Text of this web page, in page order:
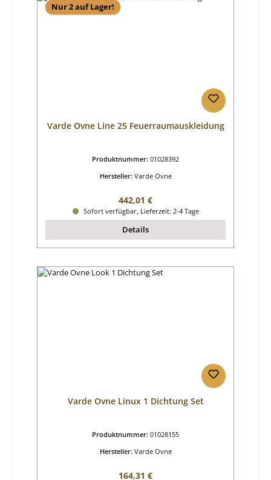
Nur 2 auf Lager!
Varde Ovne Line 25 Feuerraumauskleidung
Produktnummer: 01028392
Hersteller: Varde Ovne
Regulärer Preis:
442,01 €
Sofort verfügbar, Lieferzeit: 2-4 Tage
Details
Varde Ovne Linux 1 Dichtung Set
Produktnummer: 01028155
Hersteller: Varde Ovne
Regulärer Preis:
164,31 €